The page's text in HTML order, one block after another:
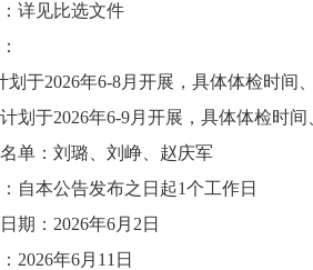
详见比选文件
划于2026年6-8月开展，具体体检时间
划于2026年6-9月开展，具体体检时
单：刘璐、刘峥、赵庆军
： 自本公告发布之日起1个工作日
期：2026年6月2日
： 2026年6月 11 日